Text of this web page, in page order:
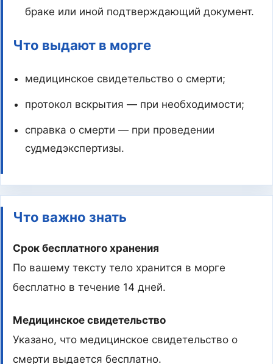
браке или иной подтверждающий документ.
Что выдают в морге
медицинское свидетельство о смерти;
протокол вскрытия — при необходимости;
справка о смерти — при проведении
судмедэкспертизы.
Что важно знать
Срок бесплатного хранения
По вашему тексту тело хранится в морге
бесплатно в течение 14 дней.
Медицинское свидетельство
Указано, что медицинское свидетельство о
смерти выдается бесплатно.